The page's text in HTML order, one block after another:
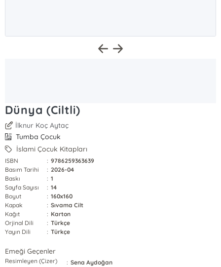
Dünya (Ciltli)
İlknur Koç Aytaç
Tumba Çocuk
İslami Çocuk Kitapları
ISBN : 9786259363639
Basım Tarihi
: 2026-04
Baskı
: 1
Sayfa Sayısı
: 14
Boyut
: 160x160
Kapak
: Sıvama Cilt
Kağıt
: Karton
Orjinal Dili
: Türkçe
Yayın Dili
: Türkçe
Emeği Geçenler
Resimleyen (Çizer) : Sena Aydoğan